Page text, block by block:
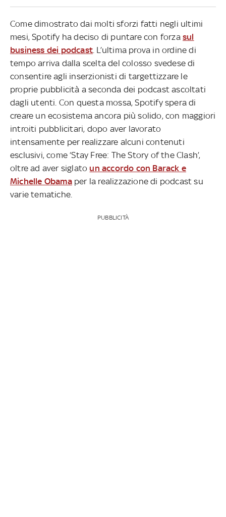
Come dimostrato dai molti sforzi fatti negli ultimi
mesi, Spotify ha deciso di puntare con forzasul
business dei podcast . L’ultima prova in ordine di
tempo arriva dalla scelta del colosso svedese di
consentire agli inserzionisti di targettizzare le
proprie pubblicità a seconda dei podcast ascoltati
dagli utenti. Con questa mossa, Spotify spera di
creare un ecosistema ancora più solido, con maggiori
introiti pubblicitari, dopo aver lavorato
intensamente per realizzare alcuni contenuti
esclusivi, come ‘Stay Free: The Story of the Clash’,
oltre ad aver siglatoun accordo con Barack e
Michelle Obamaper la realizzazione di podcast su
varie tematiche.
PUBBLICITÀ